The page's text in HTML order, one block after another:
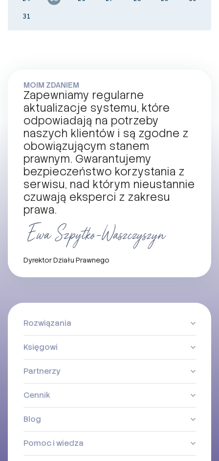
31
MOIM ZDANIEM
Zapewniamy regularne
aktualizacje systemu, które
odpowiadają na potrzeby
naszych klientów i są zgodne z
obowiązującym stanem
prawnym. Gwarantujemy
bezpieczeństwo korzystania z
serwisu, nad którym nieustannie
czuwają eksperci z zakresu
prawa.
Dyrektor Działu Prawnego
Rozwiązania
Księgowi
Partnerzy
Cennik
Blog
Pomoc i wiedza